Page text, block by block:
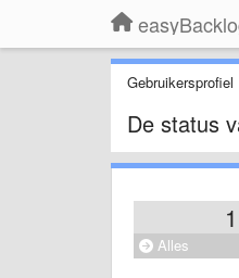
Gebruikersprofiel
De status
1
Alles